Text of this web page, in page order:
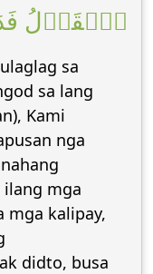
ٱلۡقَوۡلُ
sa
sa lang
Kami
nga
mga
mga kalipay,
didto, busa